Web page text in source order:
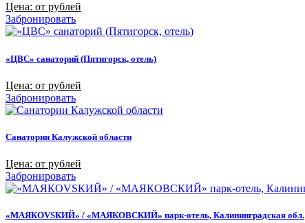
Цена: от рублей
Забронировать
«ЦВС» санаторий (Пятигорск, отель)
Цена: от рублей
Забронировать
Санатории Калужской области
Цена: от рублей
Забронировать
«МАЯКОVSКИЙ» / «МАЯКОВСКИЙ» парк-отель, Калининградская обл.